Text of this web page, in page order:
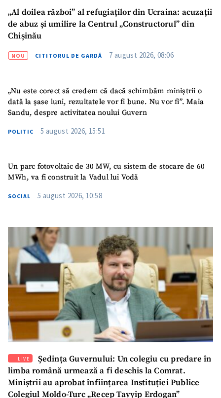
SUSȚINE
„Al doilea război” al refugiaților din Ucraina: acuzații
de abuz și umilire la Centrul „Constructorul” din
Chișinău
NOU CITITORUL DE GARDĂ 7 august 2026, 08:06
„Nu este corect să credem că dacă schimbăm miniștrii o
dată la șase luni, rezultatele vor fi bune. Nu vor fi”. Maia
Sandu, despre activitatea noului Guvern
POLITIC 5 august 2026, 15:51
Un parc fotovoltaic de 30 MW, cu sistem de stocare de 60
MWh, va fi construit la Vadul lui Vodă
SOCIAL 5 august 2026, 10:58
LIVE
Ședința Guvernului: Un colegiu cu predare în
limba română urmează a fi deschis la Comrat.
Miniștrii au aprobat înființarea Instituției Publice
Colegiul Moldo-Turc „Recep Tayyip Erdogan”